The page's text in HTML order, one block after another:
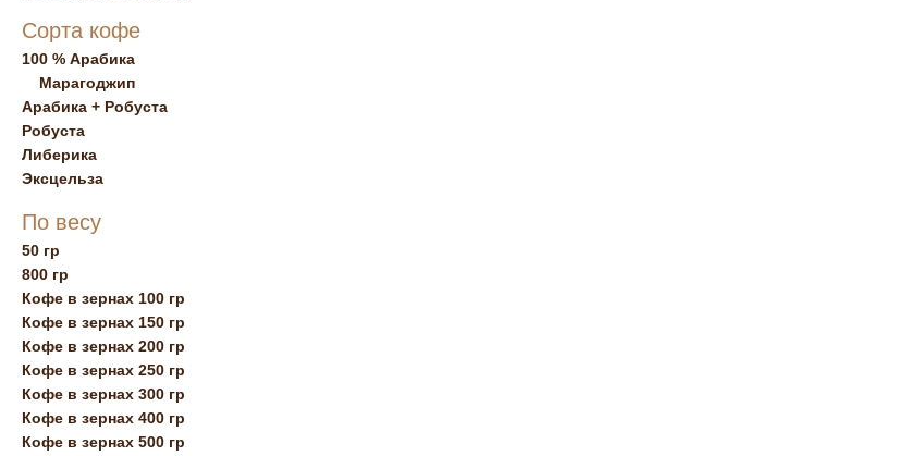
Сорта кофе
100 % Арабика
Марагоджип
Арабика + Робуста
Робуста
Либерика
Эксцельза
По весу
50 гр
800 гр
Кофе в зернах 100 гр
Кофе в зернах 150 гр
Кофе в зернах 200 гр
Кофе в зернах 250 гр
Кофе в зернах 300 гр
Кофе в зернах 400 гр
Кофе в зернах 500 гр